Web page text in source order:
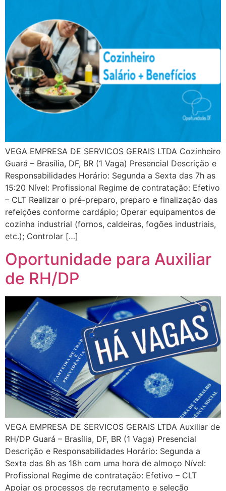
VEGA EMPRESA DE SERVICOS GERAIS LTDA Cozinheiro
Guará – Brasília, DF, BR (1 Vaga) Presencial Descrição e
Responsabilidades Horário: Segunda a Sexta das 7h as
15:20 Nível: Profissional Regime de contratação: Efetivo
– CLT Realizar o pré-preparo, preparo e finalização das
refeições conforme cardápio; Operar equipamentos de
cozinha industrial (fornos, caldeiras, fogões industriais,
etc.); Controlar […]
Oportunidade para Auxiliar
de RH/DP
VEGA EMPRESA DE SERVICOS GERAIS LTDA Auxiliar de
RH/DP Guará – Brasília, DF, BR (1 Vaga) Presencial
Descrição e Responsabilidades Horário: Segunda a
Sexta das 8h as 18h com uma hora de almoço Nível:
Profissional Regime de contratação: Efetivo – CLT
Apoiar os processos de recrutamento e seleção